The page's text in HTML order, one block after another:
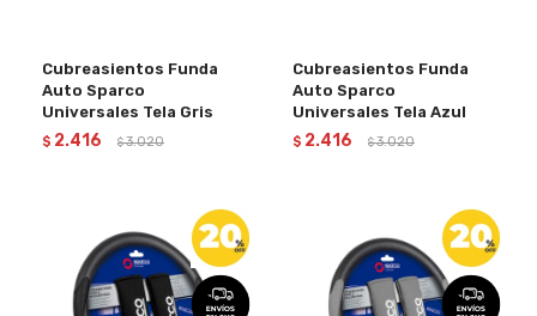
Cubreasientos Funda
Auto Sparco
Universales Tela Gris
$ 2.416 $ 3.020
Cubreasientos Funda
Auto Sparco
Universales Tela Azul
$ 2.416 $ 3.020